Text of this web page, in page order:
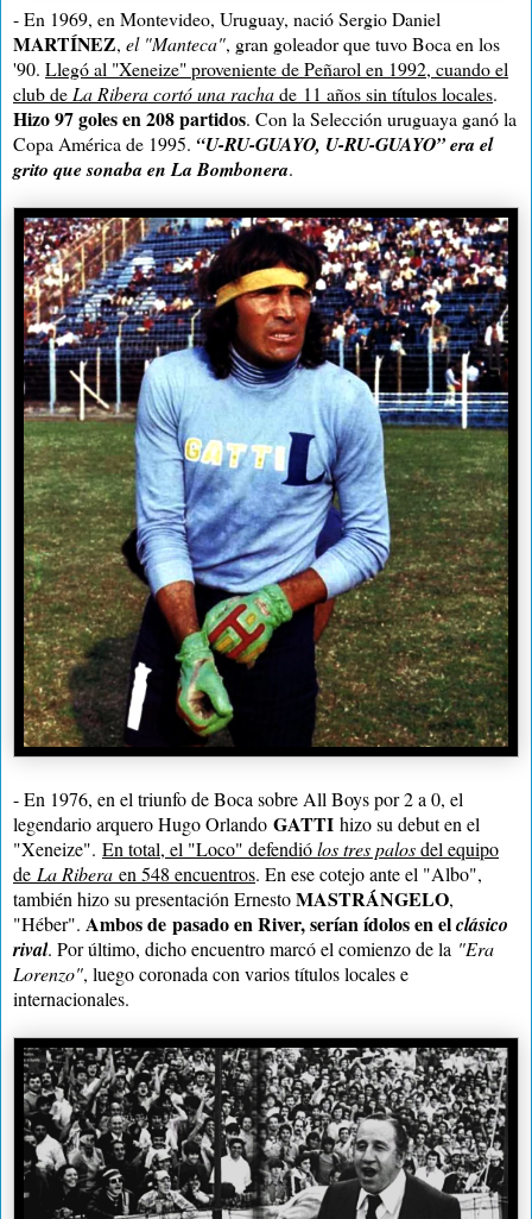
- En 1969, en Montevideo, Uruguay, nació Sergio Daniel
MARTÍNEZ, el "Manteca", gran goleador que tuvo Boca en los
'90. Llegó al "Xeneize" proveniente de Peñarol en 1992, cuando el
club de La Ribera cortó una rachade 11 años sin títulos locales.
Hizo 97 goles en 208 partidos. Con la Selección uruguaya ganóla
Copa América de 1995. “U-RU-GUAYO, U-RU-GUAYO” era el
grito que sonaba en La Bombonera.
- En 1976, en el triunfo de Boca sobre All Boys por 2 a 0, el
legendario arquero Hugo Orlando GATTI hizo su debut en el
"Xeneize". En total, el "Loco" defendiólos tres palosdel equipo
de La Ribera en 548 encuentros. En ese cotejo ante el "Albo",
también hizo su presentación ErnestoMASTRÁNGELO,
"Héber". Ambos de pasado en River, serían ídolos en elclásico
rival. Por último, dicho encuentro marcó el comienzo de la "Era
Lorenzo", luego coronada con varios títulos locales e
internacionales.